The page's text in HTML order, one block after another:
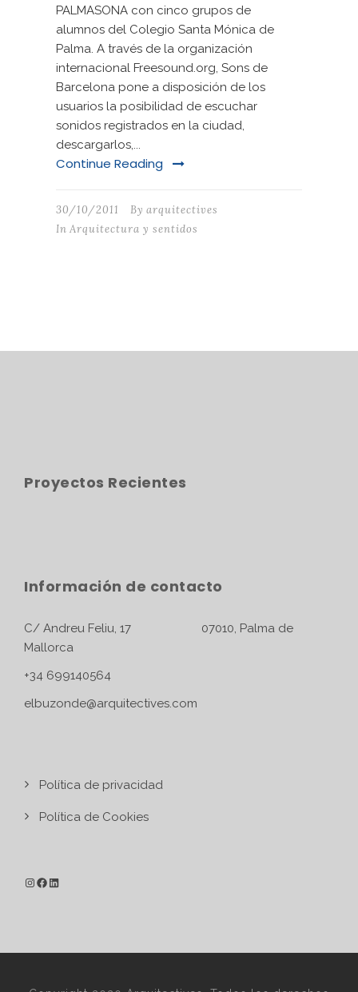
PALMASONA con cinco grupos de
alumnos del Colegio Santa Mónica de
Palma. A través de la organización
internacional Freesound.org, Sons de
Barcelona pone a disposición de los
usuarios la posibilidad de escuchar
sonidos registrados en la ciudad,
descargarlos,...
Continue Reading
30/10/2011 By arquitectives
In Arquitectura y sentidos
Proyectos Recientes
Información de contacto
C/ Andreu Feliu, 17 07010, Palma de
Mallorca
+34 699140564
elbuzonde@arquitectives.com
Política de privacidad
Política de Cookies